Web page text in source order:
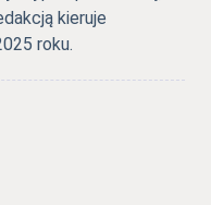
kieruje
roku.